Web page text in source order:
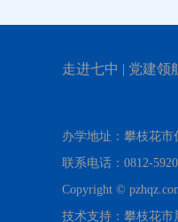
走进七中 | 党建领
办学地址：攀枝花市
联系电话：0812-
Copyright ©
技术支持：攀枝花市